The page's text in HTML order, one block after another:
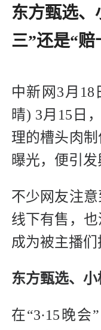
东方甄选、
三”还是“赔
中新网3月
晴) 3月15日
理的槽头肉
曝光，便引发
不少网友注
线下有售，也
成为被主播们
东方甄选、
在“3·15晚